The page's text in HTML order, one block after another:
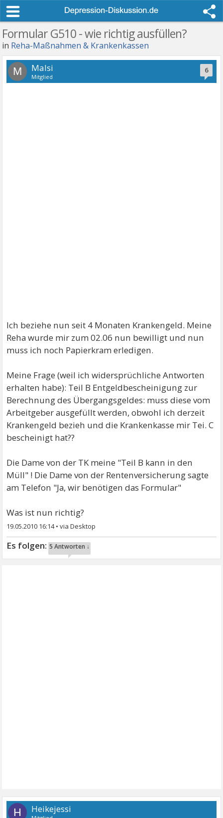
Formular G510 - wie richtig ausfüllen?
in Reha-Maßnahmen & Krankenkassen
6
M Malsi
Mitglied
Ich beziehe nun seit 4 Monaten Krankengeld. Meine
Reha wurde mir zum 02.06 nun bewilligt und nun
muss ich noch Papierkram erledigen.
Meine Frage (weil ich widersprüchliche Antworten
erhalten habe): Teil B Entgeldbescheinigung zur
Berechnung des Übergangsgeldes: muss diese vom
Arbeitgeber ausgefüllt werden, obwohl ich derzeit
Krankengeld bezieh und die Krankenkasse mir Tei. C
bescheinigt hat??
Die Dame von der TK meine "Teil B kann in den
Müll" ! Die Dame von der Rentenversicherung sagte
am Telefon "Ja, wir benötigen das Formular"
Was ist nun richtig?
19.05.2010 16:14•
5 Antworten ↓
H Heikejessi